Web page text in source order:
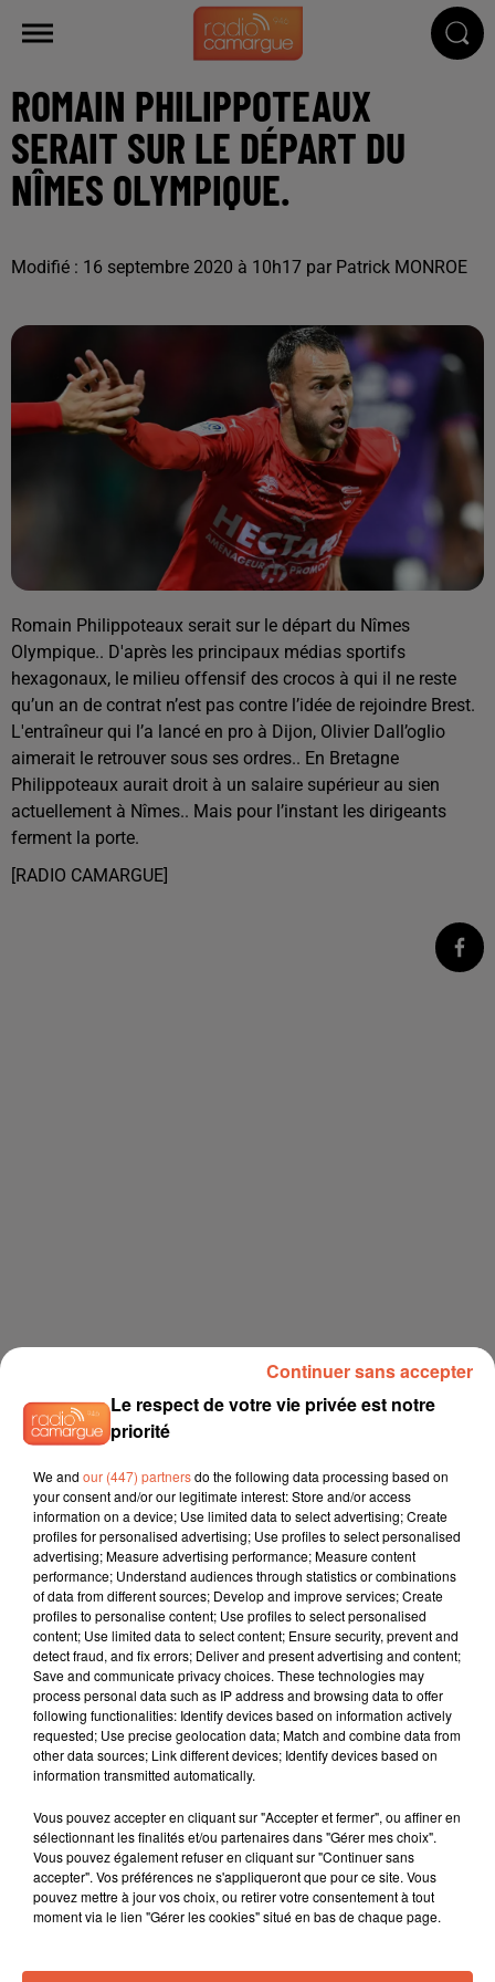
ROMAIN PHILIPPOTEAUX
SERAIT SUR LE DÉPART DU
NÎMES OLYMPIQUE.
Modifié : 16 septembre 2020 à 10h17 par Patrick MONROE
Romain Philippoteaux serait sur le départ du Nîmes
Olympique.. D'après les principaux médias sportifs
hexagonaux, le milieu offensif des crocos à qui il ne reste
qu’un an de contrat n’est pas contre l’idée de rejoindre Brest.
L'entraîneur qui l’a lancé en pro à Dijon, Olivier Dall’oglio
aimerait le retrouver sous ses ordres.. En Bretagne
Philippoteaux aurait droit à un salaire supérieur au sien
actuellement à Nîmes.. Mais pour l’instant les dirigeants
ferment la porte.
[RADIO CAMARGUE]
À LA UNE
6 août 2026
Arles : après un taureau percuté lors d'une
Le respect de votre vie privée est notre
priorité
We and our (447) partnersdo the following data processing based on
your consent and/or our legitimate interest: Store and/or access
information on a device; Use limited data to select advertising; Create
profiles for personalised advertising; Use profiles to select personalised
advertising; Measure advertising performance; Measure content
performance; Understand audiences through statistics or combinations
of data from different sources; Develop and improve services; Create
profiles to personalise content; Use profiles to select personalised
content; Use limited data to select content; Ensure security, prevent and
detect fraud, and fix errors; Deliver and present advertising and content;
Save and communicate privacy choices. These technologies may
process personal data such as IP address and browsing data to offer
following functionalities: Identify devices based on information actively
requested; Use precise geolocation data; Match and combine data from
other data sources; Link different devices; Identify devices based on
information transmitted automatically.
Vous pouvez accepter en cliquant sur "Accepter et fermer", ou affiner en
sélectionnant les finalités et/ou partenaires dans "Gérer mes choix".
Vous pouvez également refuser en cliquant sur "Continuer sans
accepter". Vos préférences ne s'appliqueront que pour ce site. Vous
pouvez mettre à jour vos choix, ou retirer votre consentement à tout
moment via le lien "Gérer les cookies" situé en bas de chaque page.
Continuer sans accepter